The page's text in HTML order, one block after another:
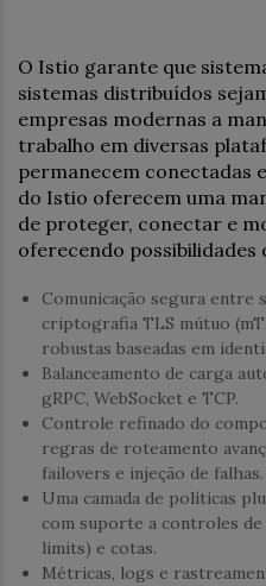
O Istio garante que
sistemas distribuídos
empresas modernas a
trabalho em diversas
permanecem conectadas
do Istio oferecem uma
de proteger, conectar e
oferecendo possibilidades
Comunicação segura entre
criptografia TLS mútuo
robustas baseadas em
Balanceamento de carga
gRPC, WebSocket e TCP.
Controle refinado do
regras de roteamento
failovers e injeção de falhas.
Uma camada de políticas
com suporte a controles
limits) e cotas.
Métricas, logs e